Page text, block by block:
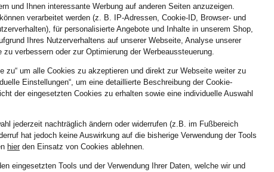
299,99 €
und Ihnen interessante Werbung auf anderen Seiten anzuzeigen.
verarbeitet werden (z. B. IP-Adressen, Cookie-ID, Browser- und
für personalisierte Angebote und Inhalte in unserem Shop,
Ihres Nutzerverhaltens auf unserer Webseite, Analyse unserer
verbessern oder zur Optimierung der Werbeaussteuerung.
zu“ um alle Cookies zu akzeptieren und direkt zur Webseite weiter zu
Einstellungen“, um eine detaillierte Beschreibung der Cookie-
der eingesetzten Cookies zu erhalten sowie eine individuelle Auswahl
jederzeit nachträglich ändern oder widerrufen (z.B. im Fußbereich
hat jedoch keine Auswirkung auf die bisherige Verwendung der Tools
hierden Einsatz von Cookies ablehnen.
eingesetzten Tools und der Verwendung Ihrer Daten, welche wir und